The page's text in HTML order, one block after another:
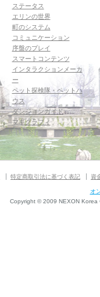
ステータス
エリンの世界
町のシステム
コミュニケーション
序盤のプレイ
スマートコンテンツ
インタラクションメーカ
ー
ペット探検隊・ペットハ
ウス
ダンジョンガイド
マギグラフィ
特定商取引法に基づく表記 資
オ
Copyright © 2009 NEXON Korea